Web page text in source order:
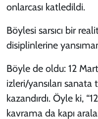
onlarcası katledildi.
Böylesi sarsıcı bir
disiplinlerine
Böyle de oldu: 12
izleri/yansıları
kazandırdı. Öyle ki,
kavrama da kapı